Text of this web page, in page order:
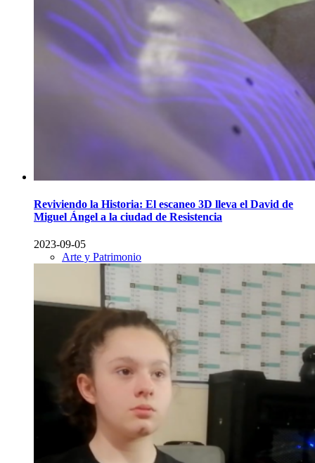
Reviviendo la Historia: El escaneo 3D lleva el David de
Miguel Ángel a la ciudad de Resistencia
2023-09-05
Arte y Patrimonio